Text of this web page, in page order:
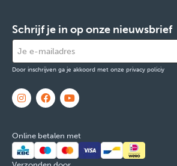
Schrijf je in op onze nieuwsbrief
Door inschrijven ga je akkoord met onze privacy policiy
Online betalen met